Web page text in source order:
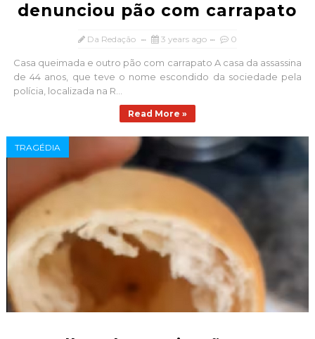
denunciou pão com carrapato
Da Redação 3 years ago 0
Casa queimada e outro pão com carrapato A casa da assassina
de 44 anos, que teve o nome escondido da sociedade pela
polícia, localizada na R...
Read More »
TRAGÉDIA